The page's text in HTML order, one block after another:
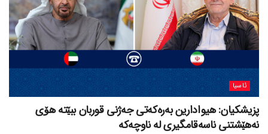
ئاسیا
پزیشکیان: هیوادارین بەرەکەتی جەژنی قوربان ببێتە هۆی
نەهێشتنی ناسەقامگیری لە ناوچەکە